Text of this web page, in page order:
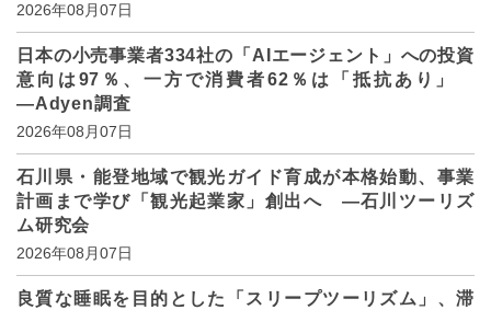
2026年08月07日
日本の小売事業者334社の「AIエージェント」への投資
意向は97％、一方で消費者62％は「抵抗あり」
―Adyen調査
2026年08月07日
石川県・能登地域で観光ガイド育成が本格始動、事業
計画まで学び「観光起業家」創出へ ―石川ツーリズ
ム研究会
2026年08月07日
良質な睡眠を目的とした「スリープツーリズム」、滞